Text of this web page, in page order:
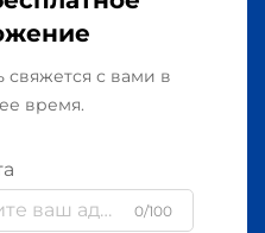
свяжется с вами в
время.
0/100